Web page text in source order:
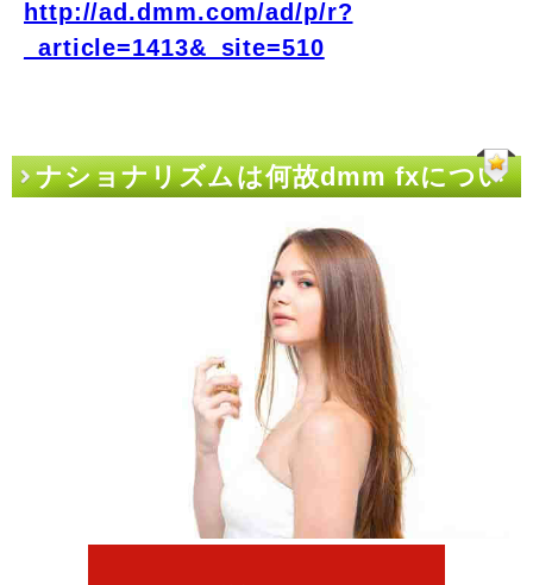
http://ad.dmm.com/ad/p/r?
_article=1413&_site=510
ナショナリズムは何故dmm fxについ